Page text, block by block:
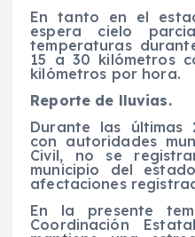
En tanto en el
espera cielo
temperaturas
15 a 30 kilómetros
kilómetros por hora.
Reporte de lluvias.
Durante las últimas
con autoridades
Civil, no se
municipio del
afectaciones
En la presente
Coordinación